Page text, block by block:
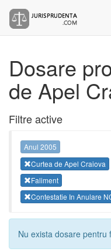
Dosare
de Apel
Filtre active
Anul 2005
Curtea de Apel Craiova
Faliment
Contestatie In Anulare
Nu exista dosare pentru